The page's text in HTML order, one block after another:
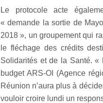
Le protocole acte
« demande la sortie de
2018 », un groupement qui
le fléchage des crédits
Solidarités et de la Santé. «
budget ARS-OI (Agence
Réunion n’aura plus à
vouloir croire lundi un